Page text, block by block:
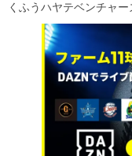
くふうハヤテベンチャー